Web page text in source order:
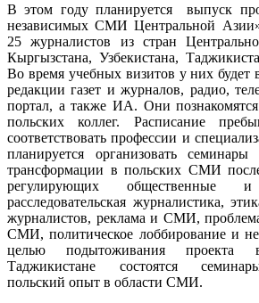
В этом году планируется выпуск
независимых СМИ Центральной
25 журналистов из стран
Кыргызстана, Узбекистана,
Во время учебных визитов у них будет
редакции газет и журналов, радио,
портал, а также ИА. Они
польских коллег. Расписание
соответствовать профессии и
планируется организовать
трансформации в польских СМИ
регулирующих
расследовательская журналистика,
журналистов, реклама и СМИ,
СМИ, политическое лоббирование и
целью подытоживания
Таджикистане состоятся
польский опыт в области СМИ.